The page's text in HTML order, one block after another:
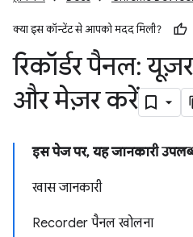
क्या इस कॉन्टेंट से आपको मदद मिली?
रिकॉर्डर पैनल:
और मेज़र करें
इस पेज पर, यह जानकारी
खास जानकारी
Recorder पैनल खोलना